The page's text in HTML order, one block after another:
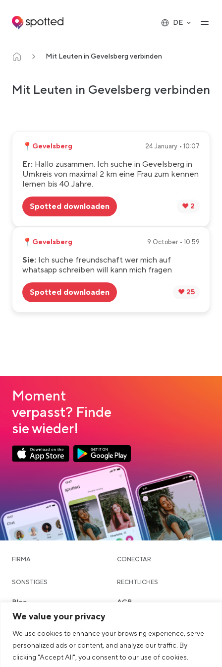
We value your privacy
We use cookies to enhance your browsing experience, serve
personalized ads or content, and analyze our traffic. By
clicking "Accept All", you consent to our use of cookies.
Main navigation
DE
Mit Leuten in Gevelsberg verbinden
Mit Leuten in Gevelsberg verbinden
📍 Gevelsberg 24 January • 10:07
Er: Hallo zusammen. Ich suche in Gevelsberg in
Umkreis von maximal 2 km eine Frau zum kennen
lernen bis 40 Jahre.
Spotted downloaden ❤️ 2
📍 Gevelsberg 9 October • 10:59
Sie: Ich suche freundschaft wer mich auf
whatsapp schreiben will kann mich fragen
Spotted downloaden ❤️ 25
Moment
verpasst? Finde
sie wieder!
Google Play Download
FIRMA CONECTAR
SONSTIGES
Blog
Community & Dating
Chatte
Städte
RECHTLICHES
AGB
Imprint
Sicherheits- & Community-
Richtlinien